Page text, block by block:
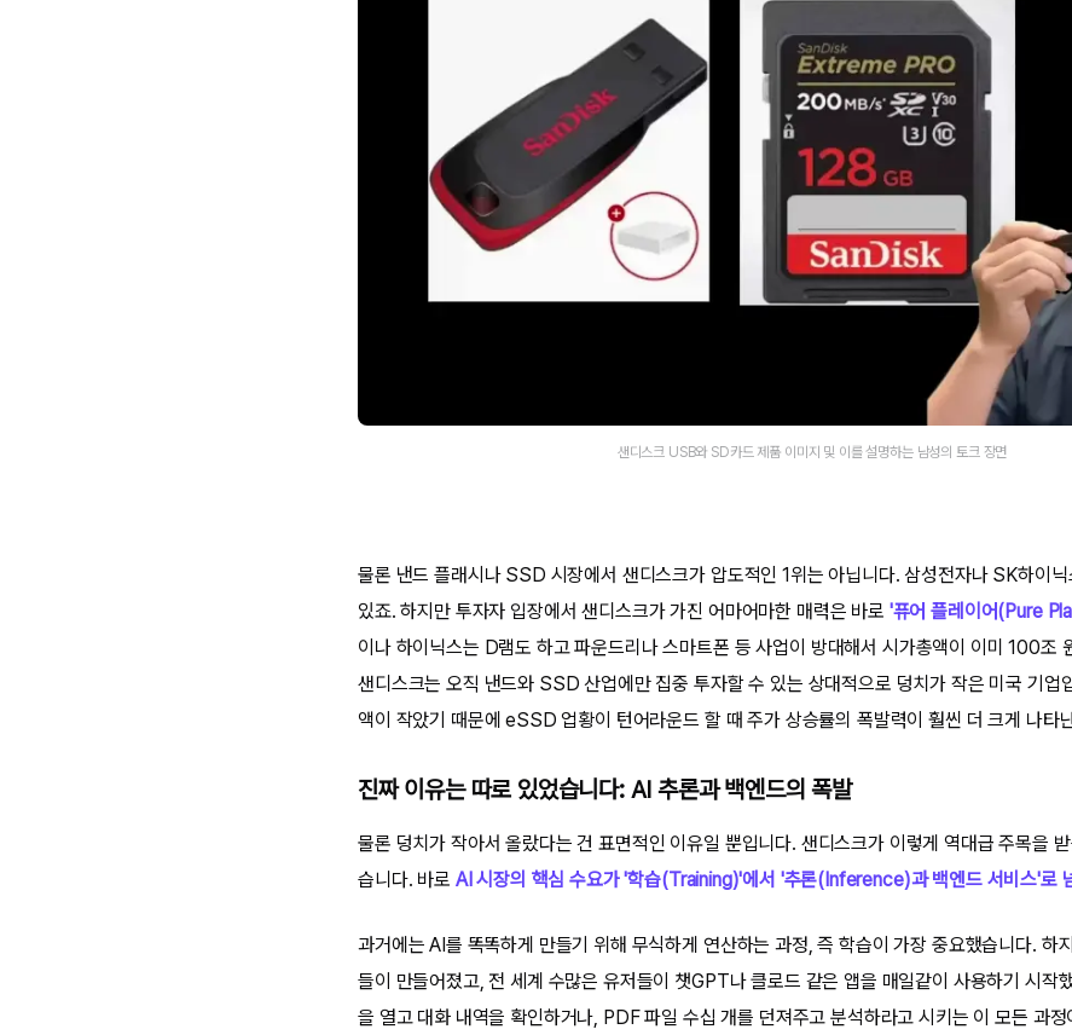
샌디스크 USB와 SD카드 제품 이미지 및 이를 설명하는 남성의 토크 장면
물론 낸드 플래시나 SSD 시장에서 샌디스크가 압도적인 1위는 아닙니다. 삼성전자나 SK하이닉
있죠. 하지만 투자자 입장에서 샌디스크가 가진 어마어마한 매력은 바로 '퓨어 플레이어(Pure
이나 하이닉스는 D램도 하고 파운드리나 스마트폰 등 사업이 방대해서 시가총액이 이미 100조
샌디스크는 오직 낸드와 SSD 산업에만 집중 투자할 수 있는 상대적으로 덩치가 작은 미국 기업
액이 작았기 때문에 eSSD 업황이 턴어라운드 할 때 주가 상승률의 폭발력이 훨씬 더 크게 나타
진짜 이유는 따로 있었습니다: AI 추론과 백엔드의 폭발
물론 덩치가 작아서 올랐다는 건 표면적인 이유일 뿐입니다. 샌디스크가 이렇게 역대급 주목을
습니다. 바로 AI 시장의 핵심 수요가 '학습(Training)'에서 '추론(Inference)과 백엔드 서비스'로
과거에는 AI를 똑똑하게 만들기 위해 무식하게 연산하는 과정, 즉 학습이 가장 중요했습니다. 하
들이 만들어졌고, 전 세계 수많은 유저들이 챗GPT나 클로드 같은 앱을 매일같이 사용하기 시작
을 열고 대화 내역을 확인하거나, PDF 파일 수십 개를 던져주고 분석하라고 시키는 이 모든 과